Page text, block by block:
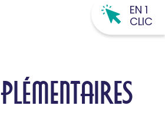
EN 1
CLIC